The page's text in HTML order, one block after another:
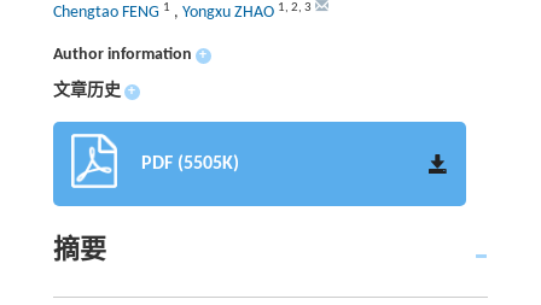
Chengtao FENG 1 , Yongxu ZHAO 1, 2, 3
Author information +
文章历史 +
PDF (5505K)
摘要